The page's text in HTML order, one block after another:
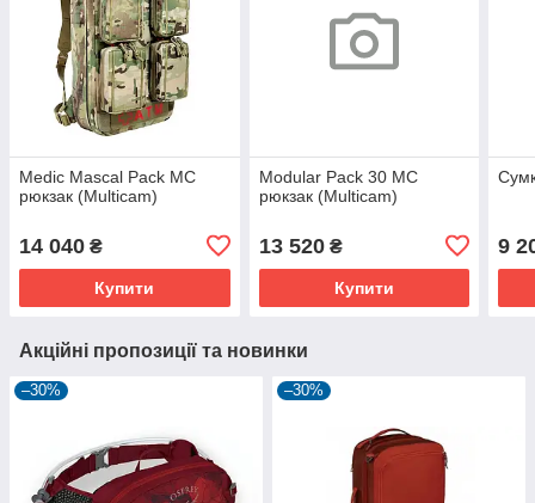
Medic Mascal Pack MC
рюкзак (Multicam)
14 040 ₴
Купити
Modular Pack 30 MC
рюкзак (Multicam)
13 520₴
Купити
9
Акційні пропозиції та новинки
–30% –30%